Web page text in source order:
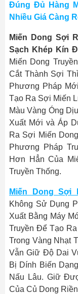
Đúng Đủ Hàng
Nhiều Giá Càng
Miến Dong Sợi
Sạch Khép Kín
Miến Dong
Cắt Thành Sợi
Phương Pháp
Tạo Ra Sợi Miến
Màu Vàng Óng
Xuất Mới và Áp
Ra Sợi Miến
Phương Pháp
Hơn Hẳn Của
Truyền Thống.
Miến Dong Sợi
Không Sử Dụng
Xuất Bằng Máy
Truyền Để Tạo
Trong Vàng Nhạt
Vẫn Giữ Độ Dai
Bị Dính Biến
Nấu Lâu. Giữ
Của Củ Dong